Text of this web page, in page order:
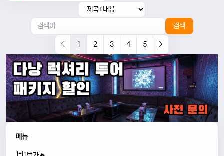
검색
1 2 3 4 5
메뉴